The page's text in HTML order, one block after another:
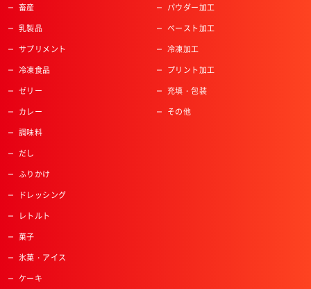
畜産
乳製品
サプリメント
冷凍食品
ゼリー
カレー
調味料
だし
ふりかけ
ドレッシング
レトルト
菓子
氷菓・アイス
ケーキ
パウダー加工
ペースト加工
冷凍加工
プリント加工
充填・包装
その他